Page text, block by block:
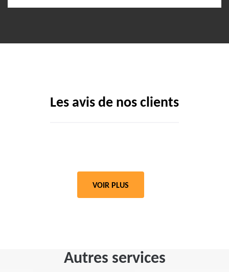
Les avis de nos clients
VOIR PLUS
Autres services